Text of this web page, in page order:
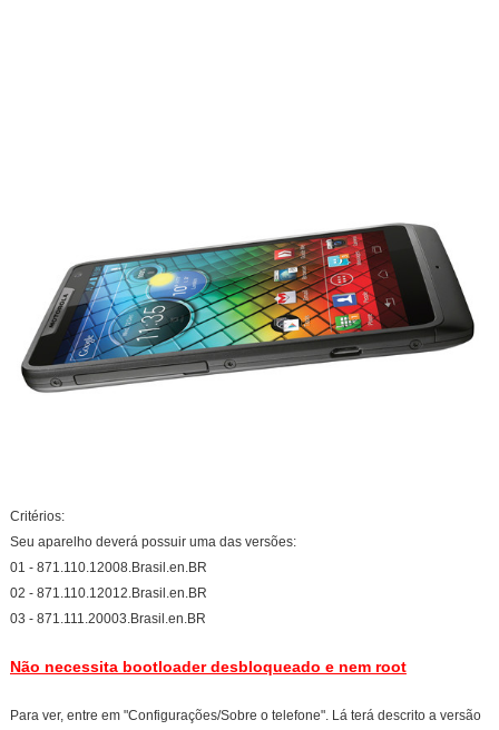
Critérios:
Seu aparelho deverá possuir uma das versões:
01 - 871.110.12008.Brasil.en.BR
02 - 871.110.12012.Brasil.en.BR
03 - 871.111.20003.Brasil.en.BR
Não necessita bootloader desbloqueado e nem root
Para ver, entre em "Configurações/Sobre o telefone". Lá terá descrito a versão